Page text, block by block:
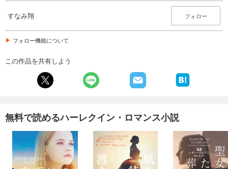
すなみ翔 フォロー
フォロー機能について
この作品を共有しよう
無料で読めるハーレクイン・ロマンス小説